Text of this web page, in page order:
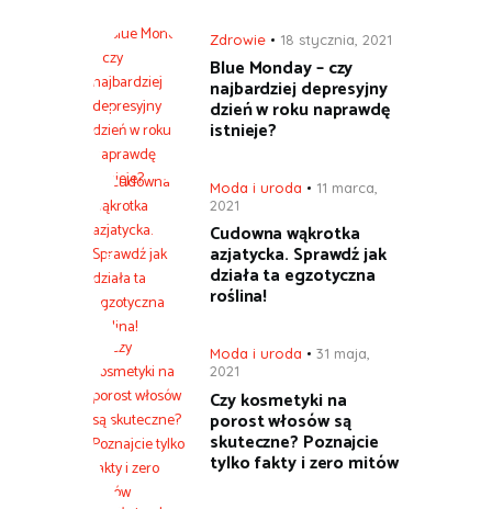
Zdrowie 18 stycznia, 2021
Blue Monday – czy
najbardziej depresyjny
dzień w roku naprawdę
istnieje?
Moda i uroda
11 marca,
2021
Cudowna wąkrotka
azjatycka. Sprawdź jak
działa ta egzotyczna
roślina!
Moda i uroda
31 maja,
2021
Czy kosmetyki na
porost włosów są
skuteczne? Poznajcie
tylko fakty i zero mitów